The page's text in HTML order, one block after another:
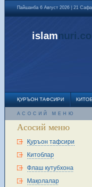
Пайшанба 6 Август 2026 | 21
islamnuri
ҚУРЪОН ТАФСИРИ
АСОСИЙ МЕНЮ
Асосий меню
Қуръон тафсири
Китоблар
Флаш кутубхона
Мақолалар